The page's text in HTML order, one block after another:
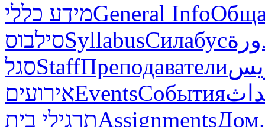
מידע כלליGeneral Info
סילבוסSyllabusСилабус
סגלStaffПреподаватели
אירועיםEventsСобытия
תרגילי ביתAssignmentsДом.